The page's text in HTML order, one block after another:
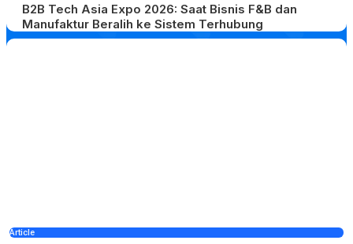
B2B Tech Asia Expo 2026: Saat Bisnis F&B dan
Manufaktur Beralih ke Sistem Terhubung
Article